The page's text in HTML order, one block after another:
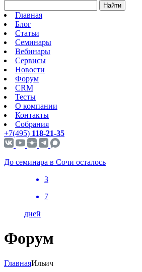
Найти
Главная
Блог
Статьи
Семинары
Вебинары
Сервисы
Новости
Форум
CRM
Тесты
О компании
Контакты
Собрания
+7(495) 118-21-35
До семинара в Сочи осталось
3
7
дней
Форум
ГлавнаяИльич